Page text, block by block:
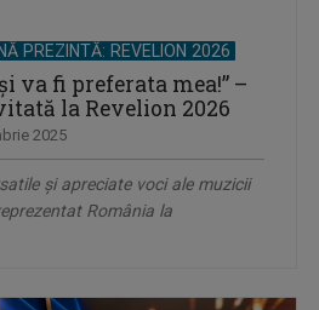
PREZINTĂ: REVELION 2026
va fi preferata mea!” –
la Revelion 2026
2025
și apreciate voci ale muzicii
România la